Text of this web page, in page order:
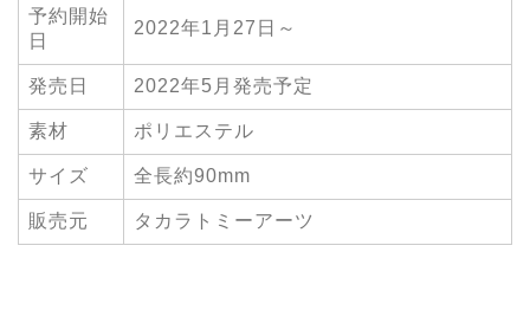
予約開始
日
2022年1月27日～
発売日 2022年5月発売予定
素材 ポリエステル
サイズ 全長約90mm
販売元 タカラトミーアーツ